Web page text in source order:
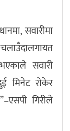
सवारीमा
सवारी
मिनेट रोकेर
गिरीले